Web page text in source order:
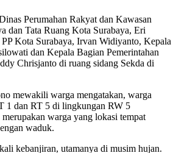
Perumahan Rakyat dan Kawasan
dan Tata Ruang Kota Surabaya, Eri
Kota Surabaya, Irvan Widiyanto, Kepala
dan Kepala Bagian Pemerintahan
Chrisjanto di ruang sidang Sekda di
mewakili warga mengatakan, warga
1 dan RT 5 di lingkungan RW 5
warga yang lokasi tempat
waduk.
kebanjiran, utamanya di musim hujan.